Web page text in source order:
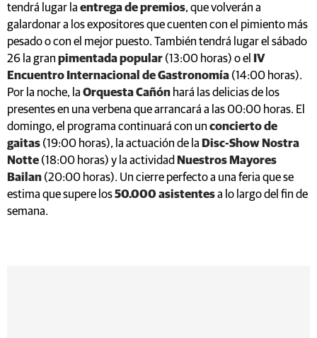
tendrá lugar la entrega de premios, que volverán a
galardonar a los expositores que cuenten con el pimiento más
pesado o con el mejor puesto. También tendrá lugar el sábado
26 la gran pimentada popular (13:00 horas) o el
IV
Encuentro Internacional de Gastronomía (14:00 horas).
Por la noche, la Orquesta Cañón hará las delicias de los
presentes en una verbena que arrancará a las 00:00 horas. El
domingo, el programa continuará con un concierto de
gaitas (19:00 horas), la actuación de la Disc-Show Nostra
Notte (18:00 horas) y la actividad Nuestros Mayores
Bailan (20:00 horas). Un cierre perfecto a una feria que se
estima que supere los50.000 asistentesa lo largo del fin de
semana.